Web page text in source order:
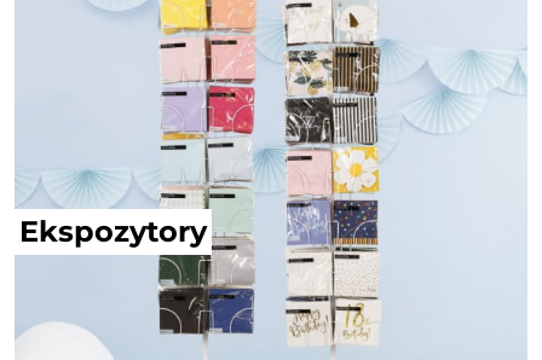
Ekspozytory